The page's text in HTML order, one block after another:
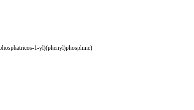
1-yl)(phenyl)phosphine)